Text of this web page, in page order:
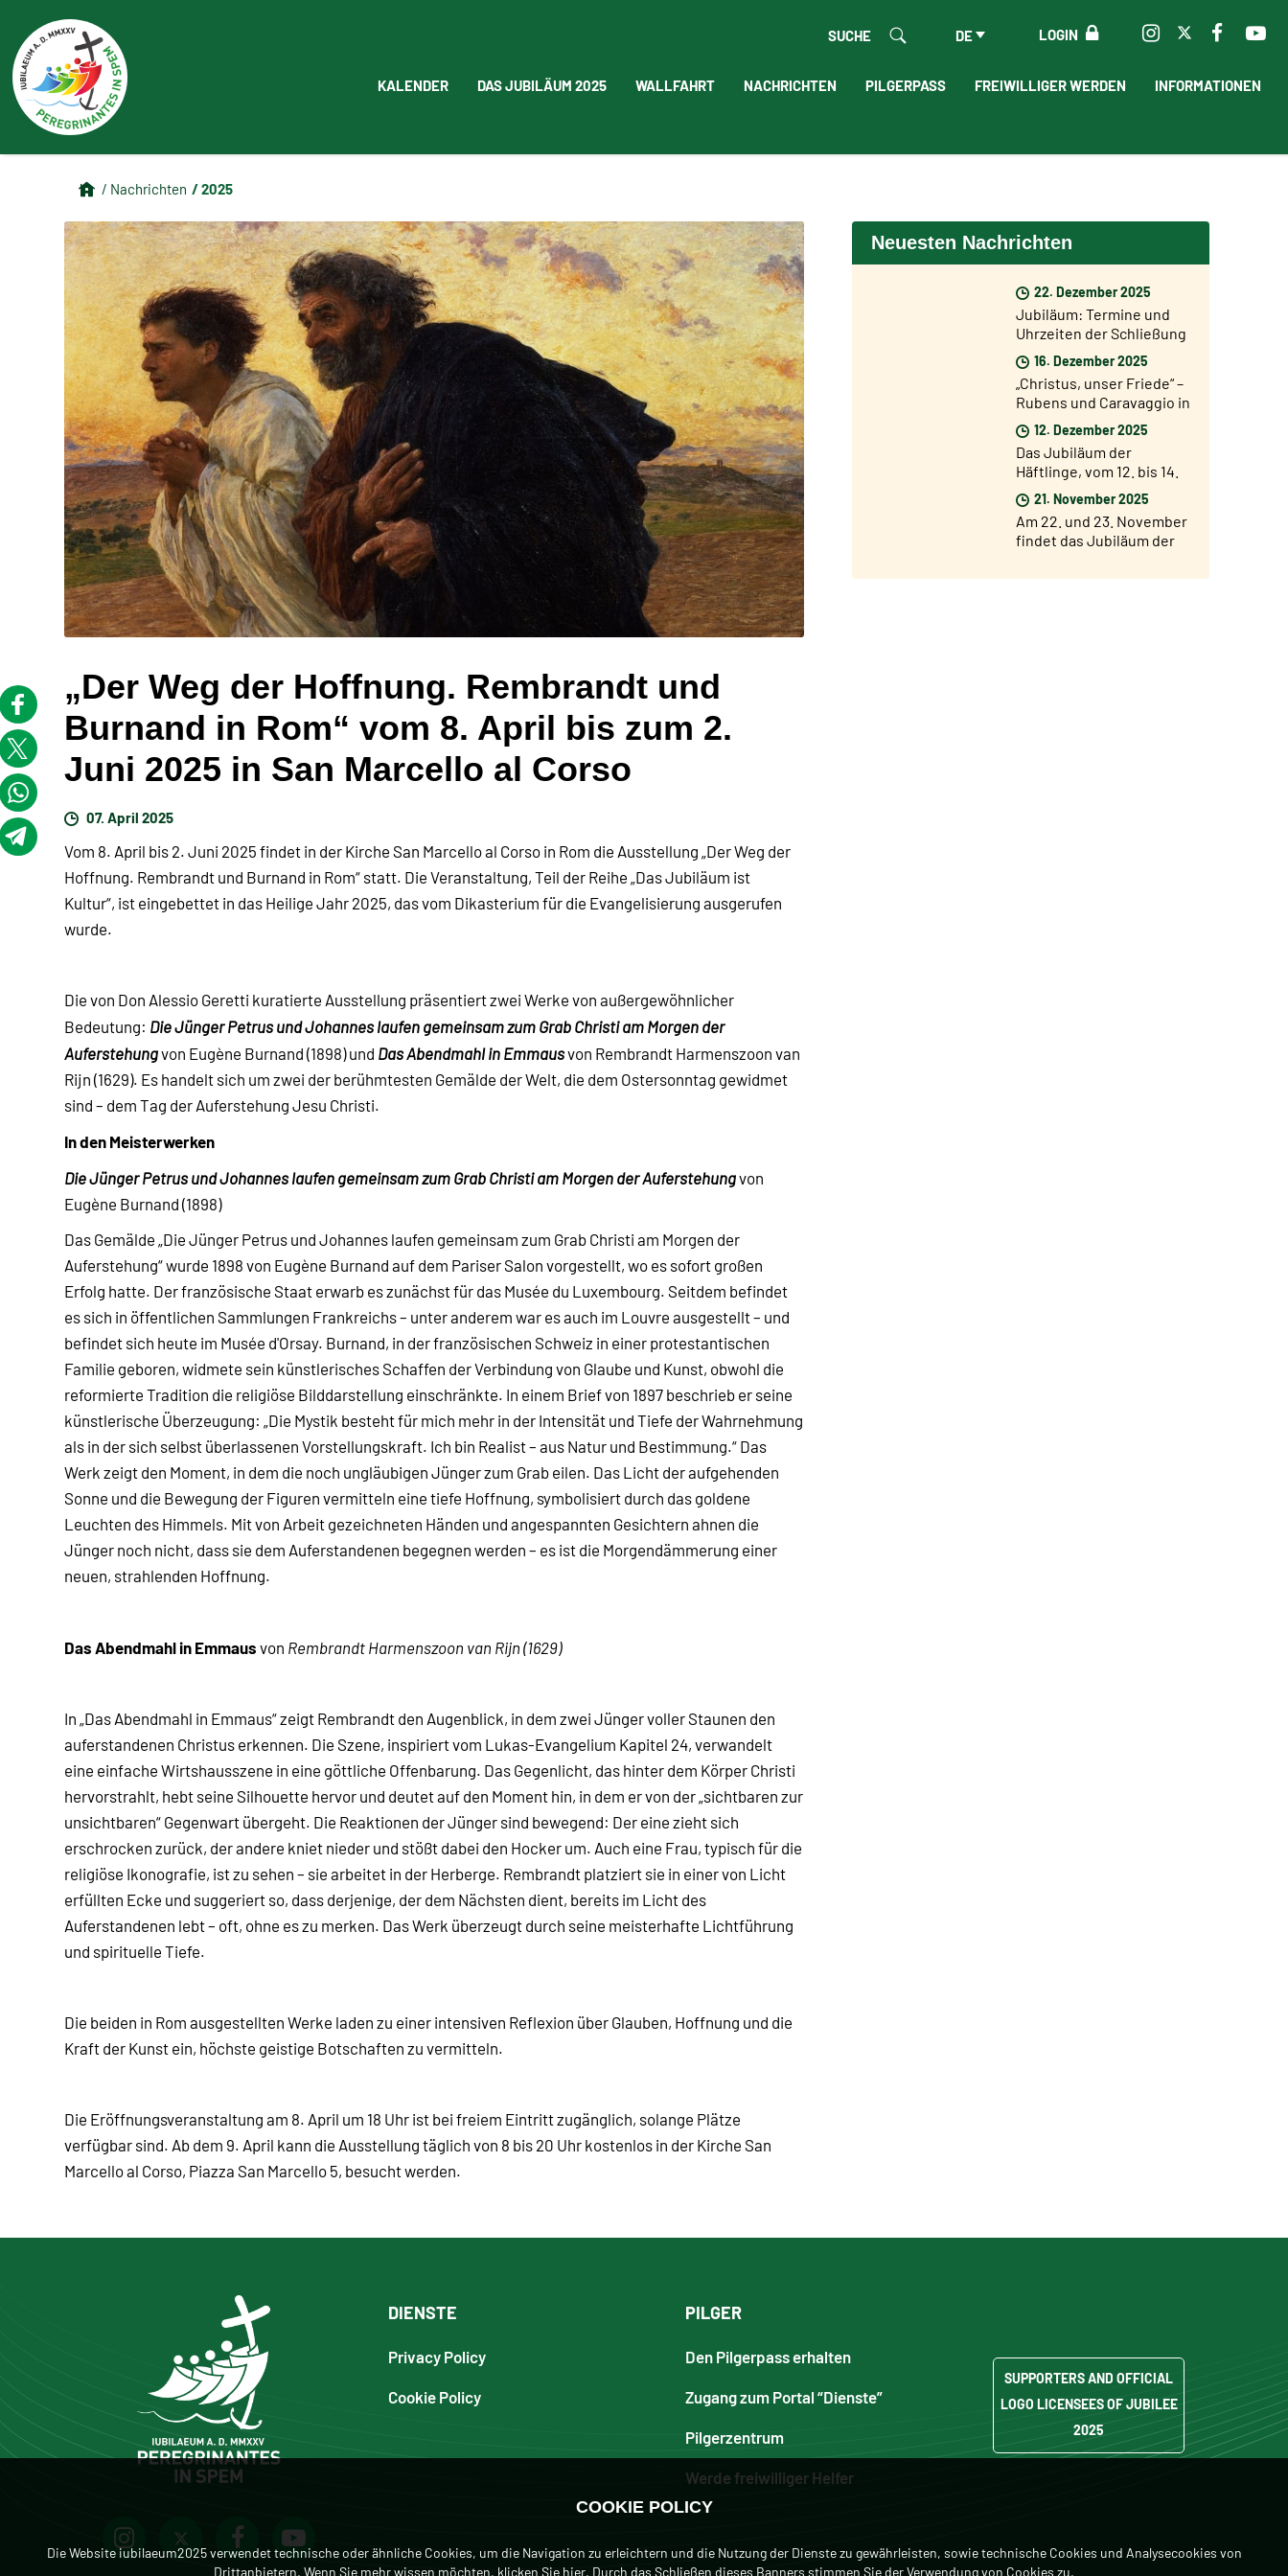
LOGIN
DE
SUCHE
KALENDER DAS JUBILÄUM 2025 WALLFAHRT NACHRICHTEN PILGERPASS FREIWILLIGER WERDEN INFORMATIONEN
/ Nachrichten / 2025
„Der Weg der Hoffnung. Rembrandt und
Burnand in Rom“ vom 8. April bis zum 2.
Juni 2025 in San Marcello al Corso
07. April 2025
Vom 8. April bis 2. Juni 2025 findet in der Kirche San Marcello al Corso in Rom die Ausstellung „Der Weg der
Hoffnung. Rembrandt und Burnand in Rom“ statt. Die Veranstaltung, Teil der Reihe „Das Jubiläum ist
Kultur“, ist eingebettet in das Heilige Jahr 2025, das vom Dikasterium für die Evangelisierung ausgerufen
wurde.
Die von Don Alessio Geretti kuratierte Ausstellung präsentiert zwei Werke von außergewöhnlicher
Bedeutung: Die Jünger Petrus und Johannes laufen gemeinsam zum Grab Christi am Morgen der
Auferstehungvon Eugène Burnand (1898) und Das Abendmahl in Emmausvon Rembrandt Harmenszoon van
Rijn (1629). Es handelt sich um zwei der berühmtesten Gemälde der Welt, die dem Ostersonntag gewidmet
sind – dem Tag der Auferstehung Jesu Christi.
In den Meisterwerken
Die Jünger Petrus und Johannes laufen gemeinsam zum Grab Christi am Morgen der Auferstehungvon
Eugène Burnand (1898)
Das Gemälde „Die Jünger Petrus und Johannes laufen gemeinsam zum Grab Christi am Morgen der
Auferstehung“ wurde 1898 von Eugène Burnand auf dem Pariser Salon vorgestellt, wo es sofort großen
Erfolg hatte. Der französische Staat erwarb es zunächst für das Musée du Luxembourg. Seitdem befindet
es sich in öffentlichen Sammlungen Frankreichs – unter anderem war es auch im Louvre ausgestellt – und
befindet sich heute im Musée d'Orsay. Burnand, in der französischen Schweiz in einer protestantischen
Familie geboren, widmete sein künstlerisches Schaffen der Verbindung von Glaube und Kunst, obwohl die
reformierte Tradition die religiöse Bilddarstellung einschränkte. In einem Brief von 1897 beschrieb er seine
künstlerische Überzeugung: „Die Mystik besteht für mich mehr in der Intensität und Tiefe der Wahrnehmung
als in der sich selbst überlassenen Vorstellungskraft. Ich bin Realist – aus Natur und Bestimmung.“ Das
Werk zeigt den Moment, in dem die noch ungläubigen Jünger zum Grab eilen. Das Licht der aufgehenden
Sonne und die Bewegung der Figuren vermitteln eine tiefe Hoffnung, symbolisiert durch das goldene
Leuchten des Himmels. Mit von Arbeit gezeichneten Händen und angespannten Gesichtern ahnen die
Jünger noch nicht, dass sie dem Auferstandenen begegnen werden – es ist die Morgendämmerung einer
neuen, strahlenden Hoffnung.
Das Abendmahl in Emmausvon Rembrandt Harmenszoon van Rijn (1629)
In „Das Abendmahl in Emmaus“ zeigt Rembrandt den Augenblick, in dem zwei Jünger voller Staunen den
auferstandenen Christus erkennen. Die Szene, inspiriert vom Lukas-Evangelium Kapitel 24, verwandelt
eine einfache Wirtshausszene in eine göttliche Offenbarung. Das Gegenlicht, das hinter dem Körper Christi
hervorstrahlt, hebt seine Silhouette hervor und deutet auf den Moment hin, in dem er von der „sichtbaren zur
unsichtbaren“ Gegenwart übergeht. Die Reaktionen der Jünger sind bewegend: Der eine zieht sich
erschrocken zurück, der andere kniet nieder und stößt dabei den Hocker um. Auch eine Frau, typisch für die
religiöse Ikonografie, ist zu sehen – sie arbeitet in der Herberge. Rembrandt platziert sie in einer von Licht
erfüllten Ecke und suggeriert so, dass derjenige, der dem Nächsten dient, bereits im Licht des
Auferstandenen lebt – oft, ohne es zu merken. Das Werk überzeugt durch seine meisterhafte Lichtführung
und spirituelle Tiefe.
Die beiden in Rom ausgestellten Werke laden zu einer intensiven Reflexion über Glauben, Hoffnung und die
Kraft der Kunst ein, höchste geistige Botschaften zu vermitteln.
Die Eröffnungsveranstaltung am 8. April um 18 Uhr ist bei freiem Eintritt zugänglich, solange Plätze
verfügbar sind. Ab dem 9. April kann die Ausstellung täglich von 8 bis 20 Uhr kostenlos in der Kirche San
Marcello al Corso, Piazza San Marcello 5, besucht werden.
Neuesten Nachrichten
22. Dezember 2025
Jubiläum: Termine und
Uhrzeiten der Schließung
der Heiligen Pforten
16. Dezember 2025
„Christus, unser Friede“ –
Rubens und Caravaggio in
einer Ausstellung in Rom
ab dem 17. Dezember
12. Dezember 2025
Das Jubiläum der
Häftlinge, vom 12. bis 14.
Dezember
21. November 2025
Am 22. und 23. November
findet das Jubiläum der
statt
DIENSTE
Privacy Policy
Cookie Policy
PILGER
Den Pilgerpass erhalten
Zugang zum Portal “Dienste”
Pilgerzentrum
Werde freiwilliger Helfer
SUPPORTERS AND OFFICIAL
LOGO LICENSEES OF JUBILEE
2025
COOKIE POLICY
Die Website iubilaeum2025 verwendet technische oder ähnliche Cookies, um die Navigation zu erleichtern und die Nutzung der Dienste zu gewährleisten, sowie technische Cookies und Analysecookies von
Drittanbietern. Wenn Sie mehr wissen möchten, klicken Sie hier. Durch das Schließen dieses Banners stimmen Sie der Verwendung von Cookies zu.